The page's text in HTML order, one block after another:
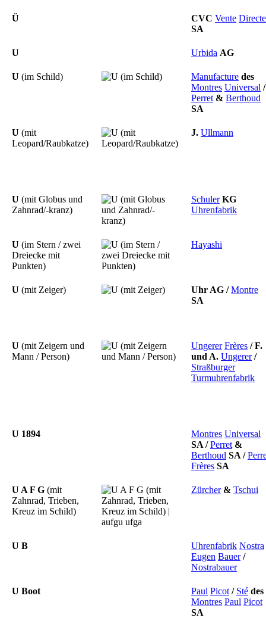
Ü CVC Vente Directe
SA
U Urbida AG
U (im Schild) Manufacture des
Montres Universal /
Perret & Berthoud
SA
U (mit
Leopard/Raubkatze)
J. Ullmann
U (mit Globus und
Zahnrad/-kranz)
Schuler KG
Uhrenfabrik
U (im Stern / zwei
Dreiecke mit
Punkten)
Hayashi
U (mit Zeiger) Uhr AG /Montre
SA
U (mit Zeigern und
Mann / Person)
Ungerer Frères /F.
und A. Ungerer /
Straßburger
Turmuhrenfabrik
U 1894 Montres Universal
SA /Perret &
Berthoud SA /
Frères SA
U A F G (mit
Zahnrad, Trieben,
Kreuz im Schild)
Zürcher & Tschui
U B Uhrenfabrik Nostra
Eugen Bauer /
Nostrabauer
U Boot Paul Picot / Sté des
Montres Paul Picot
SA